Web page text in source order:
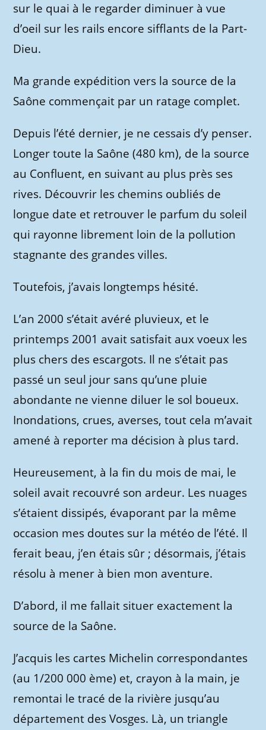
sur le quai à le regarder diminuer à vue
d’oeil sur les rails encore sifflants de la Part-
Dieu.
Ma grande expédition vers la source de la
Saône commençait par un ratage complet.
Depuis l’été dernier, je ne cessais d’y penser.
Longer toute la Saône (480 km), de la source
au Confluent, en suivant au plus près ses
rives. Découvrir les chemins oubliés de
longue date et retrouver le parfum du soleil
qui rayonne librement loin de la pollution
stagnante des grandes villes.
Toutefois, j’avais longtemps hésité.
L’an 2000 s’était avéré pluvieux, et le
printemps 2001 avait satisfait aux voeux les
plus chers des escargots. Il ne s’était pas
passé un seul jour sans qu’une pluie
abondante ne vienne diluer le sol boueux.
Inondations, crues, averses, tout cela m’avait
amené à reporter ma décision à plus tard.
Heureusement, à la fin du mois de mai, le
soleil avait recouvré son ardeur. Les nuages
s’étaient dissipés, évaporant par la même
occasion mes doutes sur la météo de l’été. Il
ferait beau, j’en étais sûr ; désormais, j’étais
résolu à mener à bien mon aventure.
D’abord, il me fallait situer exactement la
source de la Saône.
J’acquis les cartes Michelin correspondantes
(au 1/200 000 ème) et, crayon à la main, je
remontai le tracé de la rivière jusqu’au
département des Vosges. Là, un triangle